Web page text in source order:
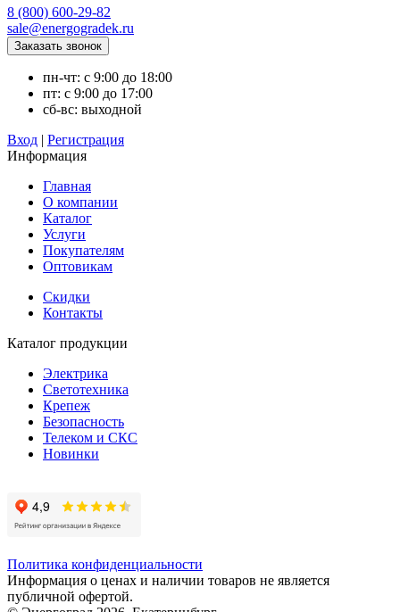
8 (800) 600-29-82
sale@energogradek.ru
пн-чт: с 9:00 до 18:00
пт: с 9:00 до 17:00
сб-вс: выходной
Вход | Регистрация
Информация
Главная
О компании
Каталог
Услуги
Покупателям
Оптовикам
Скидки
Контакты
Каталог продукции
Электрика
Светотехника
Крепеж
Безопасность
Телеком и СКС
Новинки
Политика конфиденциальности
Информация о ценах и наличии товаров не является
публичной офертой.